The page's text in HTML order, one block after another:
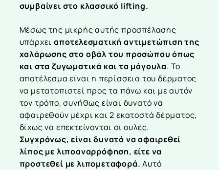
συμβαίνει στο κλασσικό lifting.
Μέσως της μικρής αυτής προσπέλασης
υπάρχει αποτελεσματική αντιμετώπιση της
χαλάρωσης στο οβάλ του προσώπου όπως
και στα ζυγωματικά και τα μάγουλα. Το
αποτέλεσμα είναι η περίσσεια του δέρματος
να μετατοπιστεί προς τα πάνω και με αυτόν
τον τρόπο, συνήθως είναι δυνατό να
αφαιρεθούν μέχρι και 2 εκατοστά δέρματος,
δίχως να επεκτείνονται οι ουλές.
Συγχρόνως, είναι δυνατό να αφαιρεθεί
λίπος με λιποαναρρόφηση, είτε να
προστεθεί με λιπομεταφορά. Αυτό